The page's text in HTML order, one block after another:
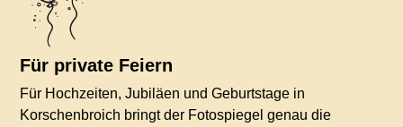
Für private Feiern
Für Hochzeiten, Jubiläen und Geburtstage in
Korschenbroich bringt der Fotospiegel genau die